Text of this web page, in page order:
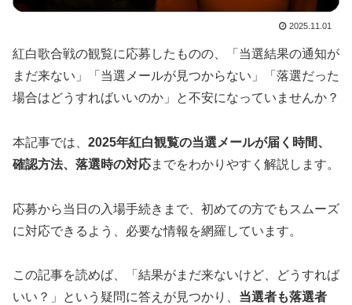
2025.11.01
紅白歌合戦の観覧に応募したものの、「当選結果の通知が
まだ来ない」「当選メールが見つからない」「落選だった
場合はどうすればいいのか」と不安になっていませんか？
本記事では、 2025年紅白観覧の当選メールが届く時間、
確認方法、落選時の対応までをわかりやすく解説します。
応募から当日の入場手続きまで、初めての方でもスムーズ
に対応できるよう、必要な情報を網羅しています。
この記事を読めば、「結果がまだ来ないけど、どうすれば
いい？」という疑問に答えが見つかり、 当選者も落選者